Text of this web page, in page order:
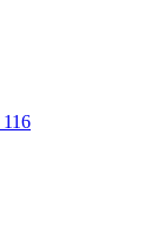
116